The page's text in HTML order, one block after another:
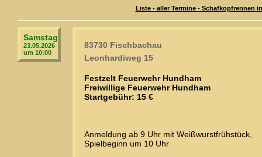
Liste - aller Termine - Schafkopfrennen
Samstag
23.05.2026
um 10:00
83730 Fischbachau
Leonhardiweg 15
Festzelt Feuerwehr Hundham
Freiwillige Feuerwehr Hundham
Startgebühr: 15 €
Anmeldung ab 9 Uhr mit Weißwurstfrühstück,
Spielbeginn um 10 Uhr